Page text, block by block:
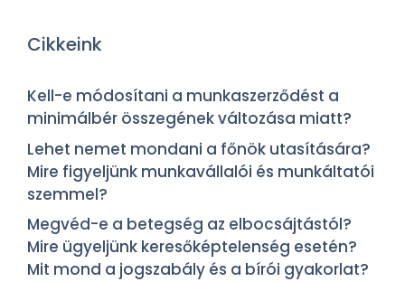
Cikkeink
Kell-e módosítani a munkaszerződést a
minimálbér összegének változása miatt?
Lehet nemet mondani a főnök utasítására?
Mire figyeljünk munkavállalói és munkáltatói
szemmel?
Megvéd-e a betegség az elbocsájtástól?
Mire ügyeljünk keresőképtelenség esetén?
Mit mond a jogszabály és a bírói gyakorlat?